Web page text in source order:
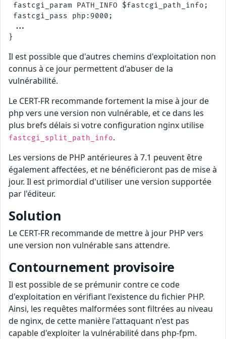
fastcgi_param PATH_INFO $fastcgi_path_info;
fastcgi_pass php:9000;
...
Il est possible que d'autres chemins d'exploitation non
connus à ce jour permettent d'abuser de la
vulnérabilité.
Le CERT-FR recommande fortement la mise à jour de
php vers une version non vulnérable, et ce dans les
plus brefs délais si votre configuration nginx utilise
fastcgi_split_path_info.
Les versions de PHP antérieures à 7.1 peuvent être
également affectées, et ne bénéficieront pas de mise à
jour. Il est primordial d'utiliser une version supportée
par l'éditeur.
Solution
Le CERT-FR recommande de mettre à jour PHP vers
une version non vulnérable sans attendre.
Contournement provisoire
Il est possible de se prémunir contre ce code
d'exploitation en vérifiant l'existence du fichier PHP.
Ainsi, les requêtes malformées sont filtrées au niveau
de nginx, de cette manière l'attaquant n'est pas
capable d'exploiter la vulnérabilité dans php-fpm.